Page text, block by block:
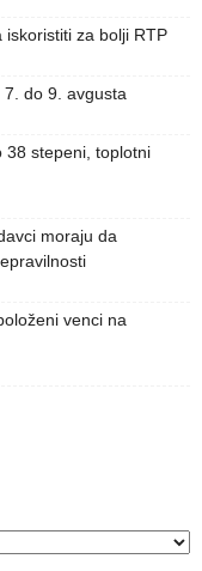
za bolji RTP
do 9. avgusta
38 stepeni, toplotni
moraju da
venci na